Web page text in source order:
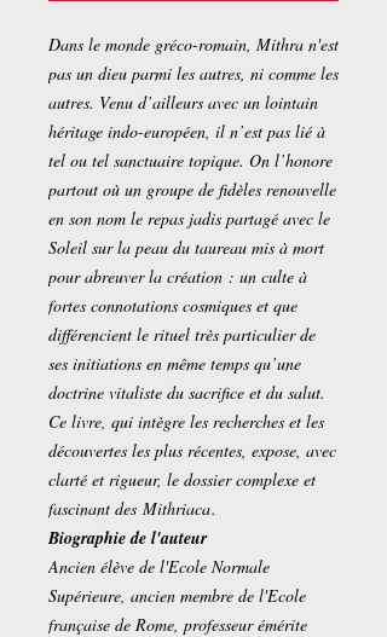
Dans le monde gréco-romain, Mithra n'est
pas un dieu parmi les autres, ni comme les
autres. Venu d’ailleurs avec un lointain
héritage indo-européen, il n’est pas lié à
tel ou tel sanctuaire topique. On l’honore
partout où un groupe de fidèles renouvelle
en son nom le repas jadis partagé avec le
Soleil sur la peau du taureau mis à mort
pour abreuver la création : un culte à
fortes connotations cosmiques et que
différencient le rituel très particulier de
ses initiations en même temps qu’une
doctrine vitaliste du sacrifice et du salut.
Ce livre, qui intègre les recherches et les
découvertes les plus récentes, expose, avec
clarté et rigueur, le dossier complexe et
fascinant des Mithriaca.
Biographie de l'auteur
Ancien élève de l'Ecole Normale
Supérieure, ancien membre de l'Ecole
française de Rome, professeur émérite